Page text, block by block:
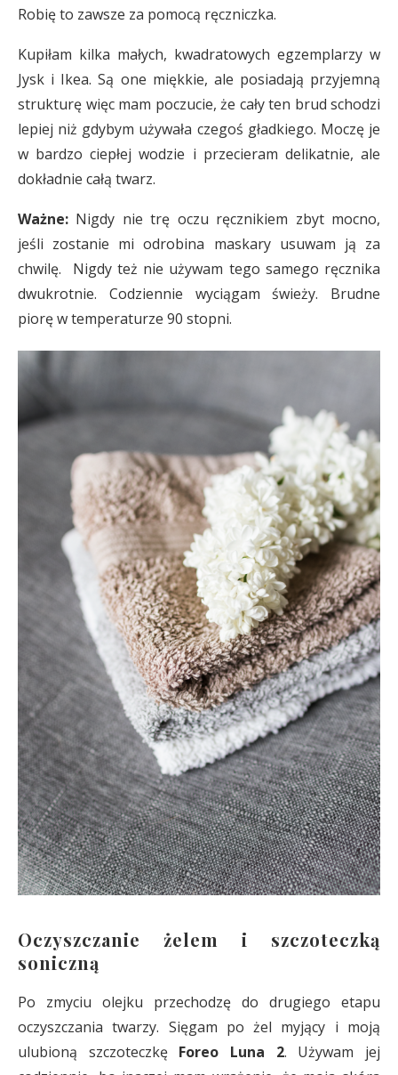
Robię to zawsze za pomocą ręczniczka.
Kupiłam kilka małych, kwadratowych egzemplarzy w
Jysk i Ikea. Są one miękkie, ale posiadają przyjemną
strukturę więc mam poczucie, że cały ten brud schodzi
lepiej niż gdybym używała czegoś gładkiego. Moczę je
w bardzo ciepłej wodzie i przecieram delikatnie, ale
dokładnie całą twarz.
Ważne: Nigdy nie trę oczu ręcznikiem zbyt mocno,
jeśli zostanie mi odrobina maskary usuwam ją za
chwilę. Nigdy też nie używam tego samego ręcznika
dwukrotnie. Codziennie wyciągam świeży. Brudne
piorę w temperaturze 90 stopni.
Oczyszczanie żelem i szczoteczką
soniczną
Po zmyciu olejku przechodzę do drugiego etapu
oczyszczania twarzy. Sięgam po żel myjący i moją
ulubioną szczoteczkę Foreo Luna 2. Używam jej